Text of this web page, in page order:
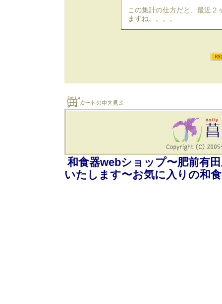
この集計の仕方だと、最近２
ますね。。。。
和食器webショップ〜肥前有
いたします〜お気に入りの和